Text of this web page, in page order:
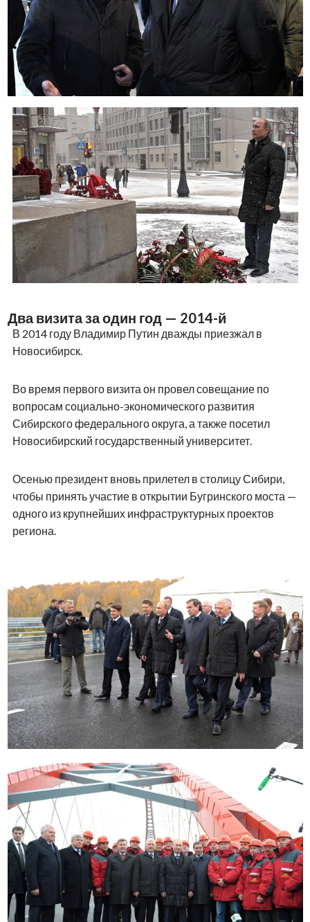
участие в форуме «Технопром-2018», а затем посетил
Теперь новосибирцы вновь обсуждают возможный
приезд главы государства. Поводом стали слухи о его
предполагаемом участии в открытии центра
коллективного пользования «СКИФ». Официального